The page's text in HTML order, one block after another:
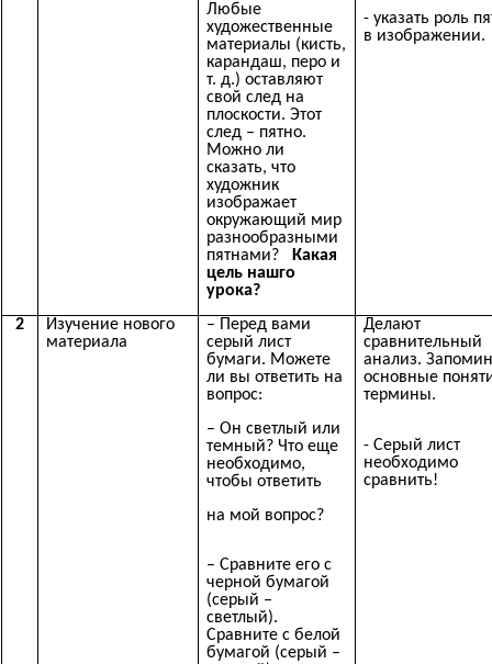
Любые
художественные
материалы (кисть,
карандаш, перо и
т. д.) оставляют
свой след на
плоскости. Этот
след – пятно.
Можно ли
сказать, что
художник
изображает
окружающий мир
разнообразными
пятнами?
Какая
цель нашго
урока?
- указать роль
в изображении.
2
Изучение нового
материала
– Перед вами
серый лист
бумаги. Можете
ли вы ответить на
вопрос:
– Он светлый или
темный? Что еще
необходимо,
чтобы ответить
на мой вопрос?
– Сравните его с
черной бумагой
(серый –
светлый).
Сравните с белой
бумагой (серый –
Делают
сравнительный
анализ.
основные
термины.
- Серый лист
необходимо
сравнить!